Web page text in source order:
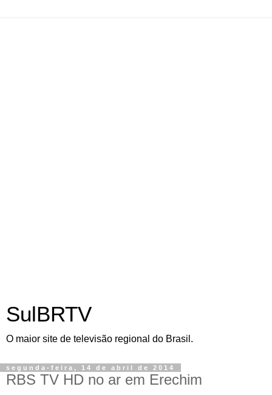
SulBRTV
O maior site de televisão regional do Brasil.
segunda-feira, 14 de abril de 2014
RBS TV HD no ar em Erechim